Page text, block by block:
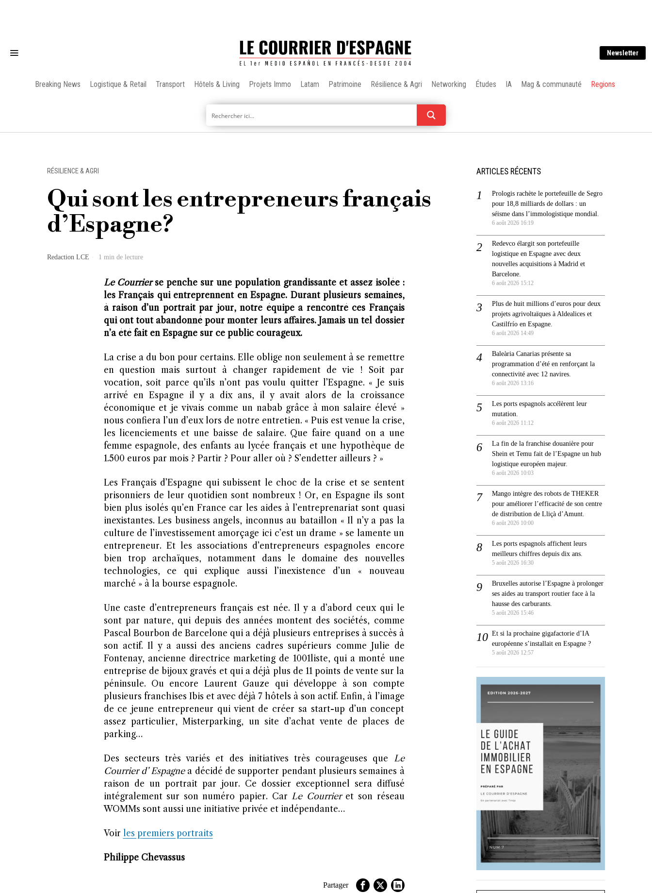
Newsletter
Breaking News Logistique & Retail Transport Hôtels & Living Projets Immo Latam Patrimoine Résilience & Agri Networking Études IA Mag & communauté Regions
RÉSILIENCE & AGRI
Qui sont les entrepreneurs français
d’Espagne?
Redaction LCE 1 min de lecture
Le Courrierse penche sur une population grandissante et assez isolée :
les Français qui entreprennent en Espagne. Durant plusieurs semaines,
à raison d’un portrait par jour, notre équipe a rencontré ces Français
qui ont tout abandonné pour monter leurs affaires. Jamais un tel dossier
n’a été fait en Espagne sur ce public courageux.
La crise a du bon pour certains. Elle oblige non seulement à se remettre
en question mais surtout à changer rapidement de vie ! Soit par
vocation, soit parce qu’ils n’ont pas voulu quitter l’Espagne. « Je suis
arrivé en Espagne il y a dix ans, il y avait alors de la croissance
économique et je vivais comme un nabab grâce à mon salaire élevé »
nous confiera l’un d’eux lors de notre entretien. « Puis est venue la crise,
les licenciements et une baisse de salaire. Que faire quand on a une
femme espagnole, des enfants au lycée français et une hypothèque de
1.500 euros par mois ? Partir ? Pour aller où ? S’endetter ailleurs ? »
Les Français d’Espagne qui subissent le choc de la crise et se sentent
prisonniers de leur quotidien sont nombreux ! Or, en Espagne ils sont
bien plus isolés qu’en France car les aides à l’entreprenariat sont quasi
inexistantes. Les business angels, inconnus au bataillon « Il n’y a pas la
culture de l’investissement amorçage ici c’est un drame » se lamente un
entrepreneur. Et les associations d’entrepreneurs espagnoles encore
bien trop archaïques, notamment dans le domaine des nouvelles
technologies, ce qui explique aussi l’inexistence d’un « nouveau
marché » à la bourse espagnole.
Une caste d’entrepreneurs français est née. Il y a d’abord ceux qui le
sont par nature, qui depuis des années montent des sociétés, comme
Pascal Bourbon de Barcelone qui a déjà plusieurs entreprises à succès à
son actif. Il y a aussi des anciens cadres supérieurs comme Julie de
Fontenay, ancienne directrice marketing de 1001liste, qui a monté une
entreprise de bijoux gravés et qui a déjà plus de 11 points de vente sur la
péninsule. Ou encore Laurent Gauze qui développe à son compte
plusieurs franchises Ibis et avec déjà 7 hôtels à son actif. Enfin, à l’image
de ce jeune entrepreneur qui vient de créer sa start-up d’un concept
assez particulier, Misterparking, un site d’achat vente de places de
parking…
Des secteurs très variés et des initiatives très courageuses que Le
Courrier d’ Espagnea décidé de supporter pendant plusieurs semaines à
raison de un portrait par jour. Ce dossier exceptionnel sera diffusé
intégralement sur son numéro papier. Car Le Courrieret son réseau
WOMMs sont aussi une initiative privée et indépendante…
Voir les premiers portraits
Philippe Chevassus
Partager
ARTICLES RÉCENTS
Prologis rachète le portefeuille de Segro
pour 18,8 milliards de dollars : un
séisme dans l’immologistique mondial.
6 août 2026 16:19
Redevco élargit son portefeuille
logistique en Espagne avec deux
nouvelles acquisitions à Madrid et
Barcelone.
6 août 2026 15:12
Plus de huit millions d’euros pour deux
projets agrivoltaïques à Aldealices et
Castilfrío en Espagne.
6 août 2026 14:49
Baleària Canarias présente sa
programmation d’été en renforçant la
connectivité avec 12 navires.
6 août 2026 13:16
Les ports espagnols accélèrent leur
mutation.
6 août 2026 11:12
La fin de la franchise douanière pour
Shein et Temu fait de l’Espagne un hub
logistique européen majeur.
6 août 2026 10:03
Mango intègre des robots de THEKER
pour améliorer l’efficacité de son centre
de distribution de Lliçà d’Amunt.
6 août 2026 10:00
Les ports espagnols affichent leurs
meilleurs chiffres depuis dix ans.
5 août 2026 16:30
Bruxelles autorise l’Espagne à prolonger
ses aides au transport routier face à la
hausse des carburants.
5 août 2026 15:46
Et si la prochaine gigafactorie d’IA
européenne s’installait en Espagne ?
5 août 2026 12:57